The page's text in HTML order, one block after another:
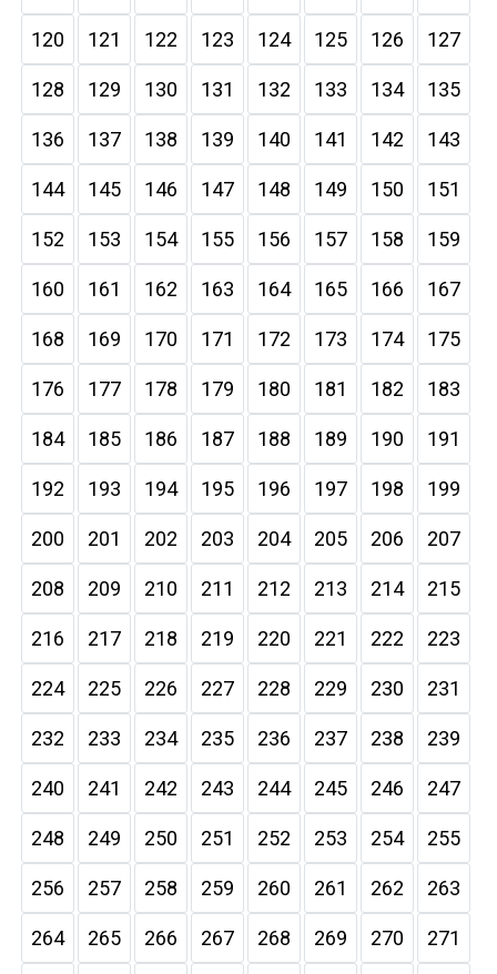
120 121 122 123 124 125 126 127
128 129 130 131 132 133 134 135
136 137 138 139 140 141 142 143
144 145 146 147 148 149 150 151
152 153 154 155 156 157 158 159
160 161 162 163 164 165 166 167
168 169 170 171 172 173 174 175
176 177 178 179 180 181 182 183
184 185 186 187 188 189 190 191
192 193 194 195 196 197 198 199
200 201 202 203 204 205 206 207
208 209 210 211 212 213 214 215
216 217 218 219 220 221 222 223
224 225 226 227 228 229 230 231
232 233 234 235 236 237 238 239
240 241 242 243 244 245 246 247
248 249 250 251 252 253 254 255
256 257 258 259 260 261 262 263
264 265 266 267 268 269 270 271